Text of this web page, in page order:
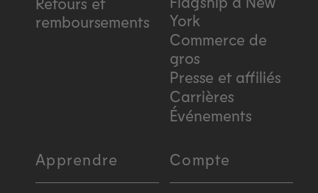
remboursements
York
Commerce de
gros
Presse et affiliés
Carrières
Événements
Apprendre Compte